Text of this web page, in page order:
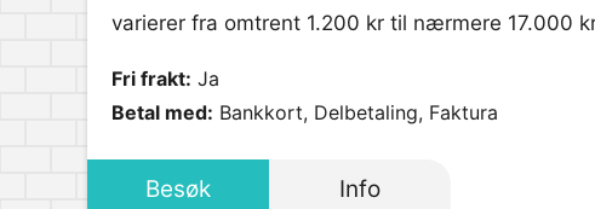
varierer fra omtrent 1.200 kr til nærmere 17.000
Fri frakt: Ja
Betal med: Bankkort, Delbetaling, Faktura
Besøk Info